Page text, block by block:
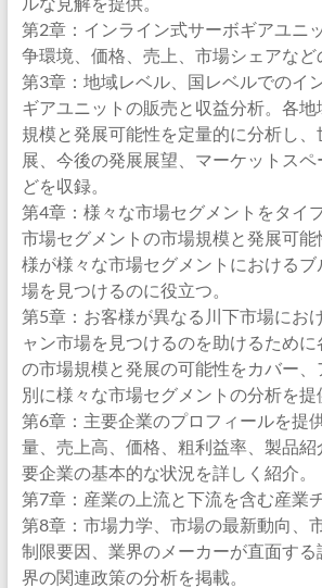
第2章：インライン式サーボギアユニ
争環境、価格、売上、市場シェアなど
第3章：地域レベル、国レベルでのイ
ギアユニットの販売と収益分析。各
規模と発展可能性を定量的に分析し
展、今後の発展展望、マーケットス
どを収録。
第4章：様々な市場セグメントをタイ
市場セグメントの市場規模と発展可
様が様々な市場セグメントにおける
場を見つけるのに役立つ。
第5章：お客様が異なる川下市場にお
ャン市場を見つけるのを助けるために
の市場規模と発展の可能性をカバー
別に様々な市場セグメントの分析を提
第6章：主要企業のプロフィールを提
量、売上高、価格、粗利益率、製品
要企業の基本的な状況を詳しく紹介。
第7章：産業の上流と下流を含む産業
第8章：市場力学、市場の最新動向、
制限要因、業界のメーカーが直面す
界の関連政策の分析を掲載。